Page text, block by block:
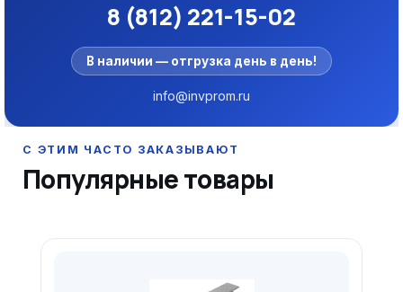
8 (812) 221-15-02
В наличии — отгрузка день в день!
info@invprom.ru
Популярные товары